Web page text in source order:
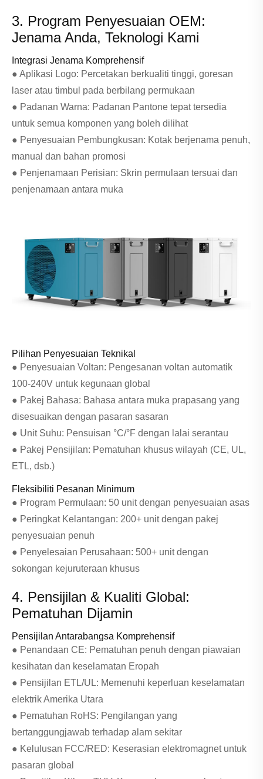
3. Program Penyesuaian OEM:
Jenama Anda, Teknologi Kami
Integrasi Jenama Komprehensif
● Aplikasi Logo: Percetakan berkualiti tinggi, goresan
laser atau timbul pada berbilang permukaan
● Padanan Warna: Padanan Pantone tepat tersedia
untuk semua komponen yang boleh dilihat
● Penyesuaian Pembungkusan: Kotak berjenama penuh,
manual dan bahan promosi
● Penjenamaan Perisian: Skrin permulaan tersuai dan
penjenamaan antara muka
Pilihan Penyesuaian Teknikal
● Penyesuaian Voltan: Pengesanan voltan automatik
100-240V untuk kegunaan global
● Pakej Bahasa: Bahasa antara muka prapasang yang
disesuaikan dengan pasaran sasaran
● Unit Suhu: Pensuisan °C/°F dengan lalai serantau
● Pakej Pensijilan: Pematuhan khusus wilayah (CE, UL,
ETL, dsb.)
Fleksibiliti Pesanan Minimum
● Program Permulaan: 50 unit dengan penyesuaian asas
● Peringkat Kelantangan: 200+ unit dengan pakej
penyesuaian penuh
● Penyelesaian Perusahaan: 500+ unit dengan
sokongan kejuruteraan khusus
4. Pensijilan & Kualiti Global:
Pematuhan Dijamin
Pensijilan Antarabangsa Komprehensif
● Penandaan CE: Pematuhan penuh dengan piawaian
kesihatan dan keselamatan Eropah
● Pensijilan ETL/UL: Memenuhi keperluan keselamatan
elektrik Amerika Utara
● Pematuhan RoHS: Pengilangan yang
bertanggungjawab terhadap alam sekitar
● Kelulusan FCC/RED: Keserasian elektromagnet untuk
pasaran global